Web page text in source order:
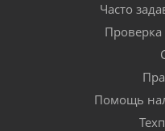
Часто
Помощь